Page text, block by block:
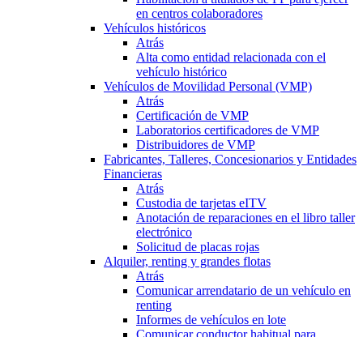
en centros colaboradores
Vehículos históricos
Atrás
Alta como entidad relacionada con el
vehículo histórico
Vehículos de Movilidad Personal (VMP)
Atrás
Certificación de VMP
Laboratorios certificadores de VMP
Distribuidores de VMP
Fabricantes, Talleres, Concesionarios y Entidades
Financieras
Atrás
Custodia de tarjetas eITV
Anotación de reparaciones en el libro taller
electrónico
Solicitud de placas rojas
Alquiler, renting y grandes flotas
Atrás
Comunicar arrendatario de un vehículo en
renting
Informes de vehículos en lote